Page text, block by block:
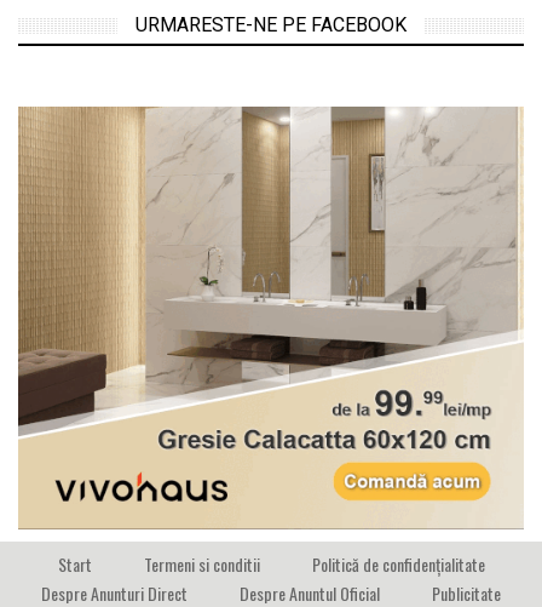
URMARESTE-NE PE FACEBOOK
Start Termeni si conditii
Politică de confidențialitate
Despre Anunturi Direct
Despre Anuntul Oficial
Publicitate